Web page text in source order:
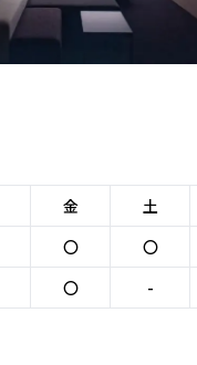
金 土
〇 〇
〇 -